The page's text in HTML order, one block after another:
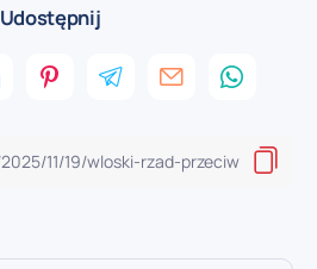
Udostępnij